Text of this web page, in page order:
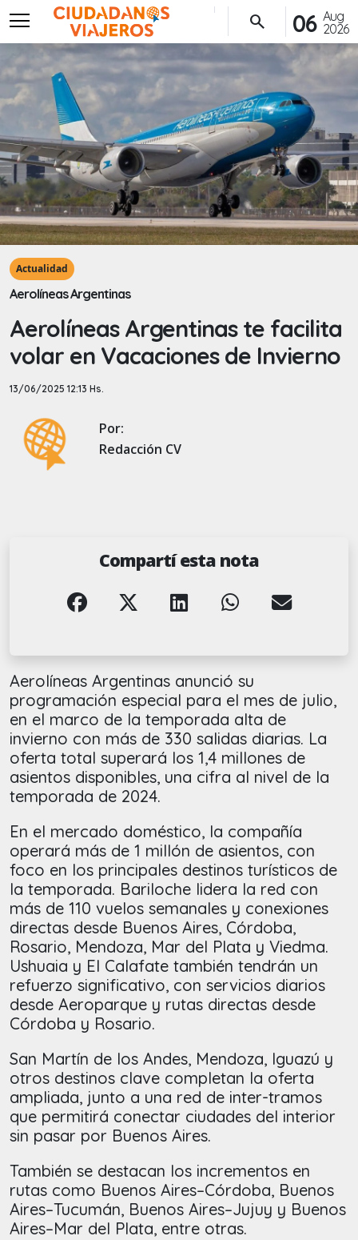
menu
Aug
2026
06
search
Actualidad
Aerolíneas Argentinas
Aerolíneas Argentinas te facilita
volar en Vacaciones de Invierno
13/06/2025 12:13 Hs.
Por:
Redacción CV
Compartí esta nota
Aerolíneas Argentinas anunció su
programación especial para el mes de julio,
en el marco de la temporada alta de
invierno con más de 330 salidas diarias. La
oferta total superará los 1,4 millones de
asientos disponibles, una cifra al nivel de la
temporada de 2024.
En el mercado doméstico, la compañía
operará más de 1 millón de asientos, con
foco en los principales destinos turísticos de
la temporada. Bariloche lidera la red con
más de 110 vuelos semanales y conexiones
directas desde Buenos Aires, Córdoba,
Rosario, Mendoza, Mar del Plata y Viedma.
Ushuaia y El Calafate también tendrán un
refuerzo significativo, con servicios diarios
desde Aeroparque y rutas directas desde
Córdoba y Rosario.
San Martín de los Andes, Mendoza, Iguazú y
otros destinos clave completan la oferta
ampliada, junto a una red de inter-tramos
que permitirá conectar ciudades del interior
sin pasar por Buenos Aires.
También se destacan los incrementos en
rutas como Buenos Aires–Córdoba, Buenos
Aires–Tucumán, Buenos Aires–Jujuy y Buenos
Aires–Mar del Plata, entre otras.